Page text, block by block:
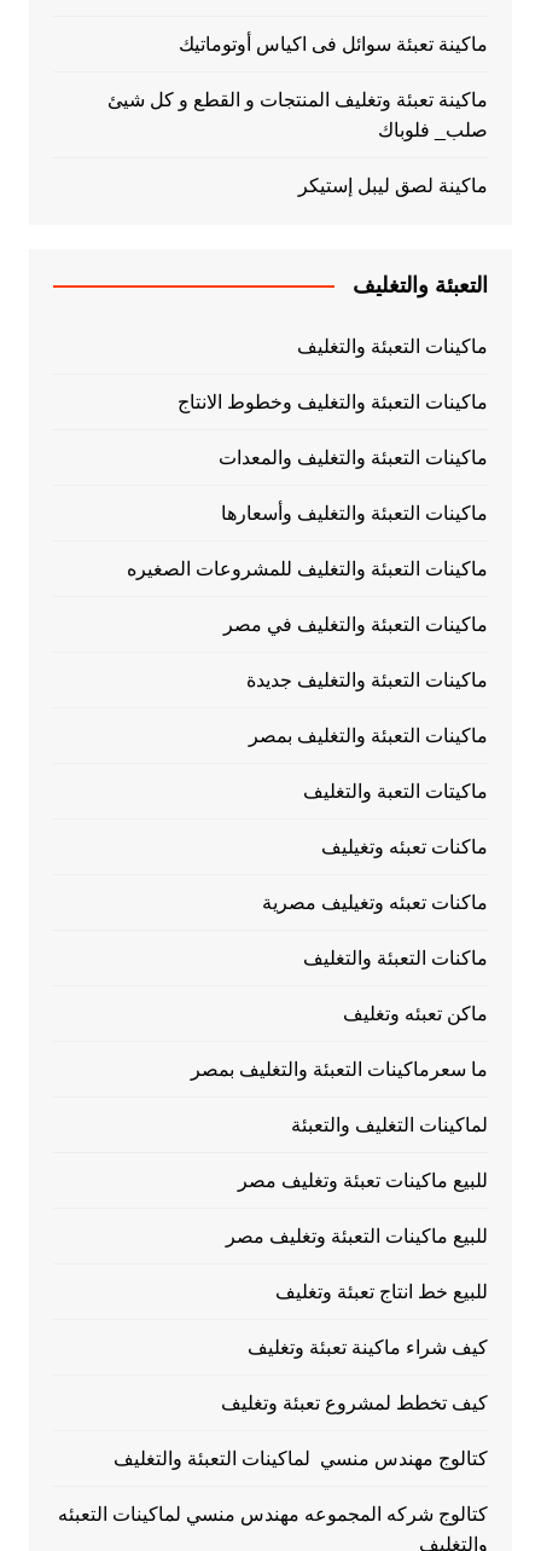
ماكينة تعبئة سوائل فى اكياس أوتوماتيك
ماكينة تعبئة وتغليف المنتجات و القطع و كل شيئ
صلب_ فلوباك
ماكينة لصق ليبل إستيكر
التعبئة والتغليف
ماكينات التعبئة والتغليف
ماكينات التعبئة والتغليف وخطوط الانتاج
ماكينات التعبئة والتغليف والمعدات
ماكينات التعبئة والتغليف وأسعارها
ماكينات التعبئة والتغليف للمشروعات الصغيره
ماكينات التعبئة والتغليف في مصر
ماكينات التعبئة والتغليف جديدة
ماكينات التعبئة والتغليف بمصر
ماكيتات التعبة والتغليف
ماكنات تعبئه وتغيليف
ماكنات تعبئه وتغيليف مصرية
ماكنات التعبئة والتغليف
ماكن تعبئه وتغليف
ما سعرماكينات التعبئة والتغليف بمصر
لماكينات التغليف والتعبئة
للبيع ماكينات تعبئة وتغليف مصر
للبيع ماكينات التعبئة وتغليف مصر
للبيع خط انتاج تعبئة وتغليف
كيف شراء ماكينة تعبئة وتغليف
كيف تخطط لمشروع تعبئة وتغليف
كتالوج مهندس منسي لماكينات التعبئة والتغليف
كتالوج شركه المجموعه مهندس منسي لماكينات التعبئه
والتغليف